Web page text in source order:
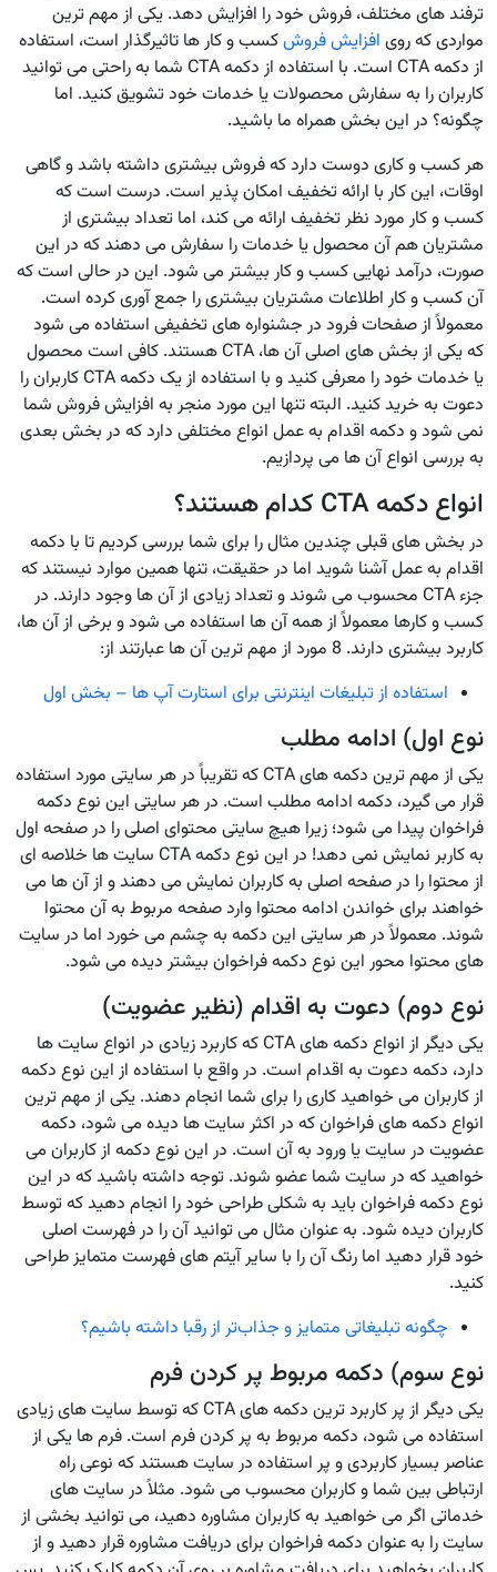
ترفند های مختلف، فروش خود را افزایش دهد. یکی از مهم ترین
مواردی که روی افزایش فروشکسب و کار ها تاثیرگذار است، استفاده
از دکمه CTA است. با استفاده از دکمه CTA شما به راحتی می توانید
کاربران را به سفارش محصولات یا خدمات خود تشویق کنید. اما
چگونه؟ در این بخش همراه ما باشید.
هر کسب و کاری دوست دارد که فروش بیشتری داشته باشد و گاهی
اوقات، این کار با ارائه تخفیف امکان پذیر است. درست است که
کسب و کار مورد نظر تخفیف ارائه می کند، اما تعداد بیشتری از
مشتریان هم آن محصول یا خدمات را سفارش می دهند که در این
صورت، درآمد نهایی کسب و کار بیشتر می شود. این در حالی است که
آن کسب و کار اطلاعات مشتریان بیشتری را جمع آوری کرده است.
معمولاً از صفحات فرود در جشنواره های تخفیفی استفاده می شود
که یکی از بخش های اصلی آن ها، CTA هستند. کافی است محصول
یا خدمات خود را معرفی کنید و با استفاده از یک دکمه CTA کاربران را
دعوت به خرید کنید. البته تنها این مورد منجر به افزایش فروش شما
نمی شود و دکمه اقدام به عمل انواع مختلفی دارد که در بخش بعدی
به بررسی انواع آن ها می پردازیم.
انواع دکمه CTA کدام هستند؟
در بخش های قبلی چندین مثال را برای شما بررسی کردیم تا با دکمه
اقدام به عمل آشنا شوید اما در حقیقت، تنها همین موارد نیستند که
جزء CTA محسوب می شوند و تعداد زیادی از آن ها وجود دارند. در
کسب و کارها معمولاً از همه آن ها استفاده می شود و برخی از آن ها،
کاربرد بیشتری دارند. 8 مورد از مهم ترین آن ها عبارتند از:
استفاده از تبلیغات اینترنتی برای استارت آپ ها – بخش اول
نوع اول) ادامه مطلب
یکی از مهم ترین دکمه های CTA که تقریباً در هر سایتی مورد استفاده
قرار می گیرد، دکمه ادامه مطلب است. در هر سایتی این نوع دکمه
فراخوان پیدا می شود؛ زیرا هیچ سایتی محتوای اصلی را در صفحه اول
به کاربر نمایش نمی دهد! در این نوع دکمه CTA سایت ها خلاصه ای
از محتوا را در صفحه اصلی به کاربران نمایش می دهند و از آن ها می
خواهند برای خواندن ادامه محتوا وارد صفحه مربوط به آن محتوا
شوند. معمولاً در هر سایتی این دکمه به چشم می خورد اما در سایت
های محتوا محور این نوع دکمه فراخوان بیشتر دیده می شود.
نوع دوم) دعوت به اقدام (نظیر عضویت)
یکی دیگر از انواع دکمه های CTA که کاربرد زیادی در انواع سایت ها
دارد، دکمه دعوت به اقدام است. در واقع با استفاده از این نوع دکمه
از کاربران می خواهید کاری را برای شما انجام دهند. یکی از مهم ترین
انواع دکمه های فراخوان که در اکثر سایت ها دیده می شود، دکمه
عضویت در سایت یا ورود به آن است. در این نوع دکمه از کاربران می
خواهید که در سایت شما عضو شوند. توجه داشته باشید که در این
نوع دکمه فراخوان باید به شکلی طراحی خود را انجام دهید که توسط
کاربران دیده شود. به عنوان مثال می توانید آن را در فهرست اصلی
خود قرار دهید اما رنگ آن را با سایر آیتم های فهرست متمایز طراحی
کنید.
چگونه تبلیغاتی متمایز و جذاب‌تر از رقبا داشته باشیم؟
نوع سوم) دکمه مربوط پر کردن فرم
یکی دیگر از پر کاربرد ترین دکمه های CTA که توسط سایت های زیادی
استفاده می شود، دکمه مربوط به پر کردن فرم است. فرم ها یکی از
عناصر بسیار کاربردی و پر استفاده در سایت هستند که نوعی راه
ارتباطی بین شما و کاربران محسوب می شود. مثلاً در سایت های
خدماتی اگر می خواهید به کاربران مشاوره دهید، می توانید بخشی از
سایت را به عنوان دکمه فراخوان برای دریافت مشاوره قرار دهید و از